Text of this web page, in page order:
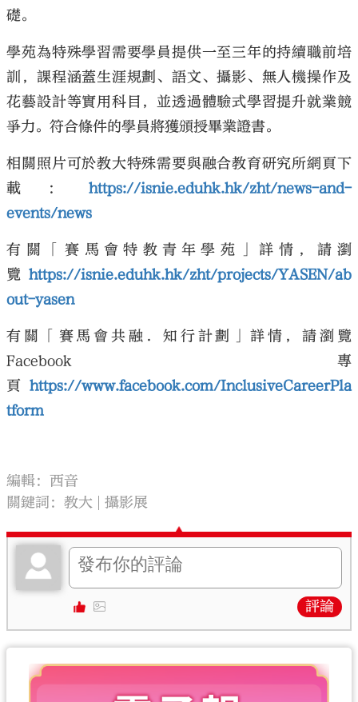
礎。
學苑為特殊學習需要學員提供一至三年的持續職前培
訓，課程涵蓋生涯規劃、語文、攝影、無人機操作及
花藝設計等實用科目，並透過體驗式學習提升就業競
爭力。符合條件的學員將獲頒授畢業證書。
相關照片可於教大特殊需要與融合教育研究所網頁下
載： https://isnie.eduhk.hk/zht/news-and-
events/news
有關「賽馬會特教青年學苑」詳情，請瀏
覽 https://isnie.eduhk.hk/zht/projects/YASEN/ab
out-yasen
有關「賽馬會共融．知行計劃」詳情，請瀏覽
Facebook 專
頁 https://www.facebook.com/InclusiveCareerPla
tform
編輯：西音
關鍵詞：教大 攝影展
評論